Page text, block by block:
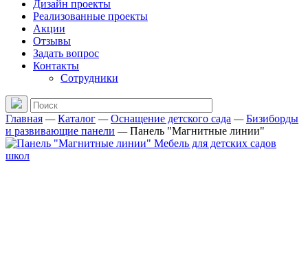
Дизайн проекты
Реализованные проекты
Акции
Отзывы
Задать вопрос
Контакты
Сотрудники
Главная —Каталог —Оснащение детского сада —Бизиборды
и развивающие панели —Панель "Магнитные линии"